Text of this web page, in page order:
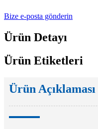
Bize e-posta gönderin
Ürün Detayı
Ürün Etiketleri
Ürün Açıklaması